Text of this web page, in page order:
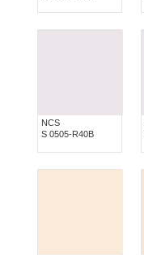
NCS
S 0505-R40B